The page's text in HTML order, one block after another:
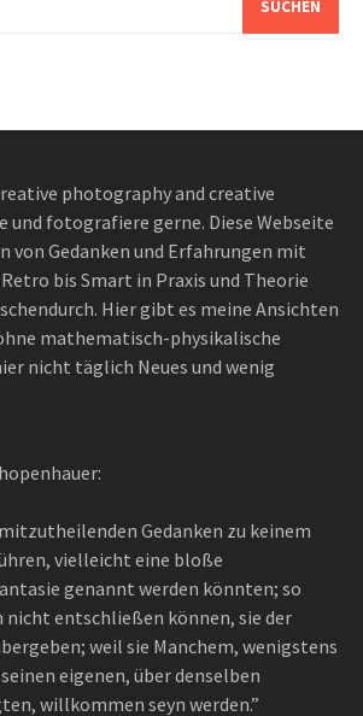
photography and creative
und fotografiere gerne. Diese Webseite
von Gedanken und Erfahrungen mit
bis Smart in Praxis und Theorie
Hier gibt es meine Ansichten
mathematisch-physikalische
nicht täglich Neues und wenig
Gedanken zu keinem
vielleicht eine bloße
genannt werden könnten; so
nicht entschließen können, sie der
weil sie Manchem, wenigstens
eigenen, über denselben
willkommen seyn werden.”